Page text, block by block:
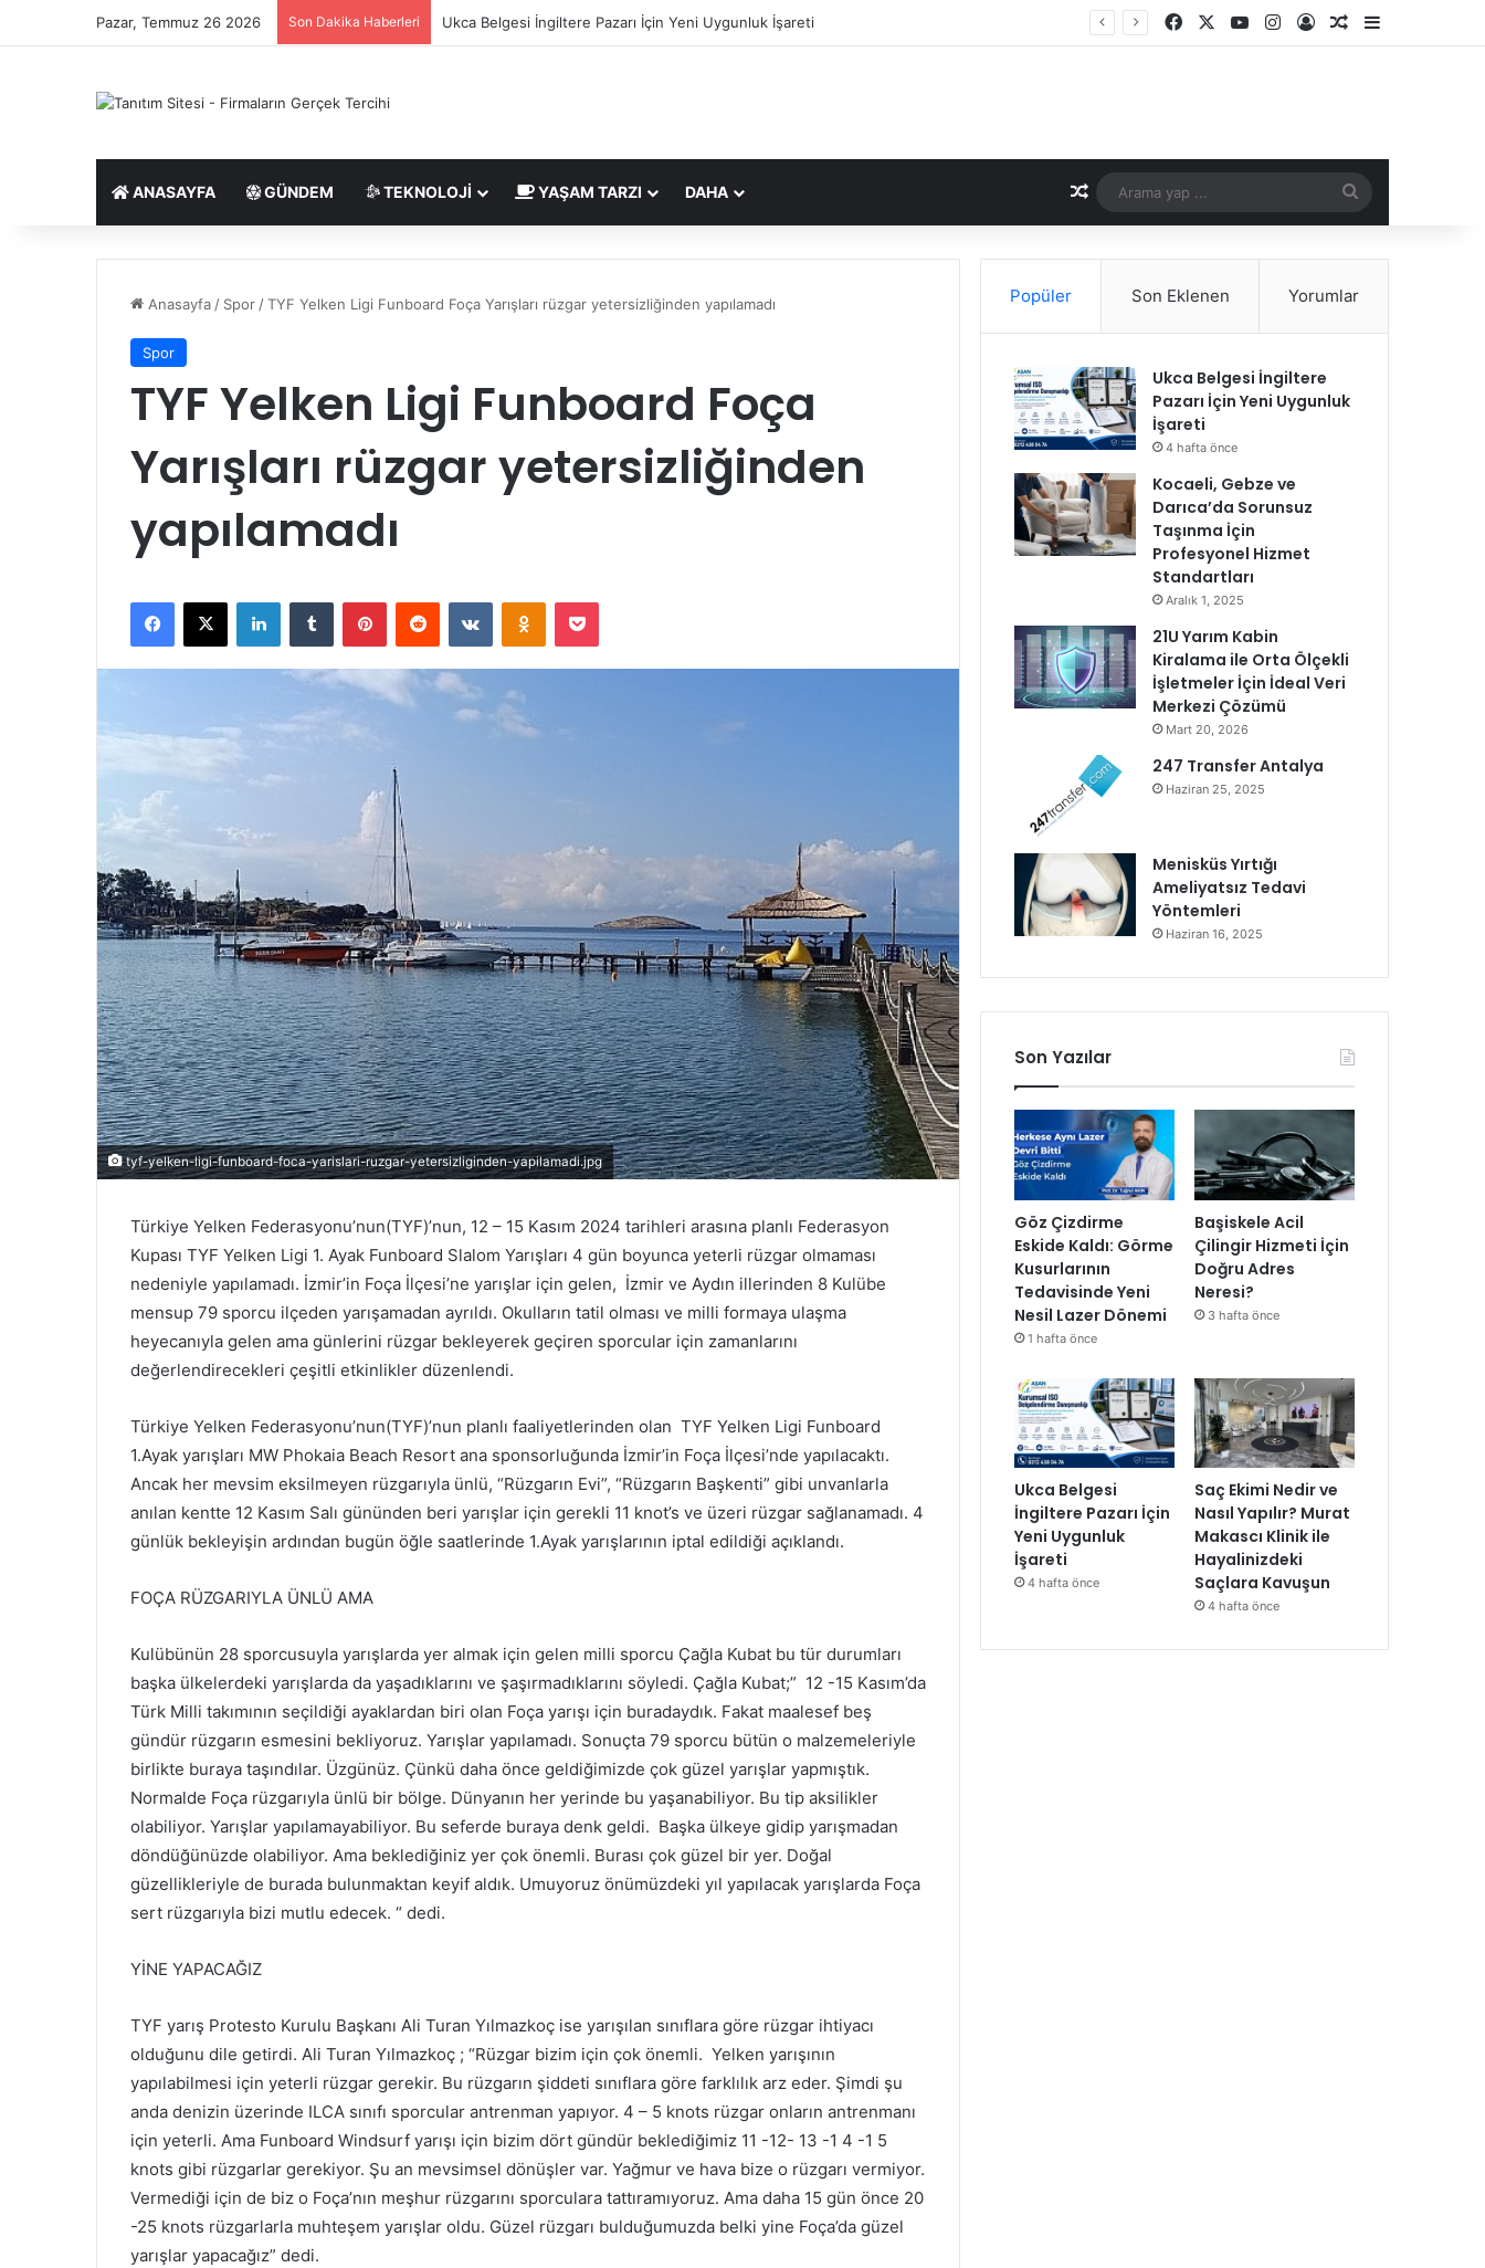
Pazar, Temmuz 26 2026 Son Dakika Haberleri Ukca Belgesi İngiltere Pazarı İçin Yeni Uygunluk İşareti Facebook YouTubeInstagramKayıt OlRastgele Makale
ANASAYFA GÜNDEM TEKNOLOJI YAŞAM TARZI DAHA Rastgele Makale
yap
Anasayfa / Spor /TYF Yelken Ligi Funboard Foça Yarışları rüzgar yetersizliğinden yapılamadı
Spor
TYF Yelken Ligi Funboard Foça
Yarışları rüzgar yetersizliğinden
yapılamadı
tyf-yelken-ligi-funboard-foca-yarislari-ruzgar-yetersizliginden-yapilamadi.jpg
Türkiye Yelken Federasyonu’nun(TYF)’nun, 12 – 15 Kasım 2024 tarihleri arasına planlı Federasyon
Kupası TYF Yelken Ligi 1. Ayak Funboard Slalom Yarışları 4 gün boyunca yeterli rüzgar olmaması
nedeniyle yapılamadı. İzmir’in Foça İlçesi’ne yarışlar için gelen, İzmir ve Aydın illerinden 8 Kulübe
mensup 79 sporcu ilçeden yarışamadan ayrıldı. Okulların tatil olması ve milli formaya ulaşma
heyecanıyla gelen ama günlerini rüzgar bekleyerek geçiren sporcular için zamanlarını
değerlendirecekleri çeşitli etkinlikler düzenlendi.
Türkiye Yelken Federasyonu’nun(TYF)’nun planlı faaliyetlerinden olan TYF Yelken Ligi Funboard
1.Ayak yarışları MW Phokaia Beach Resort ana sponsorluğunda İzmir’in Foça İlçesi’nde yapılacaktı.
Ancak her mevsim eksilmeyen rüzgarıyla ünlü, “Rüzgarın Evi”, “Rüzgarın Başkenti” gibi unvanlarla
anılan kentte 12 Kasım Salı gününden beri yarışlar için gerekli 11 knot’s ve üzeri rüzgar sağlanamadı. 4
günlük bekleyişin ardından bugün öğle saatlerinde 1.Ayak yarışlarının iptal edildiği açıklandı.
FOÇA RÜZGARIYLA ÜNLÜ AMA
Kulübünün 28 sporcusuyla yarışlarda yer almak için gelen milli sporcu Çağla Kubat bu tür durumları
başka ülkelerdeki yarışlarda da yaşadıklarını ve şaşırmadıklarını söyledi. Çağla Kubat;” 12 -15 Kasım’da
Türk Milli takımının seçildiği ayaklardan biri olan Foça yarışı için buradaydık. Fakat maalesef beş
gündür rüzgarın esmesini bekliyoruz. Yarışlar yapılamadı. Sonuçta 79 sporcu bütün o malzemeleriyle
birlikte buraya taşındılar. Üzgünüz. Çünkü daha önce geldiğimizde çok güzel yarışlar yapmıştık.
Normalde Foça rüzgarıyla ünlü bir bölge. Dünyanın her yerinde bu yaşanabiliyor. Bu tip aksilikler
olabiliyor. Yarışlar yapılamayabiliyor. Bu seferde buraya denk geldi. Başka ülkeye gidip yarışmadan
döndüğünüzde olabiliyor. Ama beklediğiniz yer çok önemli. Burası çok güzel bir yer. Doğal
güzellikleriyle de burada bulunmaktan keyif aldık. Umuyoruz önümüzdeki yıl yapılacak yarışlarda Foça
sert rüzgarıyla bizi mutlu edecek. “ dedi.
YİNE YAPACAĞIZ
TYF yarış Protesto Kurulu Başkanı Ali Turan Yılmazkoç ise yarışılan sınıflara göre rüzgar ihtiyacı
olduğunu dile getirdi. Ali Turan Yılmazkoç ; “Rüzgar bizim için çok önemli. Yelken yarışının
yapılabilmesi için yeterli rüzgar gerekir. Bu rüzgarın şiddeti sınıflara göre farklılık arz eder. Şimdi şu
anda denizin üzerinde ILCA sınıfı sporcular antrenman yapıyor. 4 – 5 knots rüzgar onların antrenmanı
için yeterli. Ama Funboard Windsurf yarışı için bizim dört gündür beklediğimiz 11 -12- 13 -1 4 -1 5
knots gibi rüzgarlar gerekiyor. Şu an mevsimsel dönüşler var. Yağmur ve hava bize o rüzgarı vermiyor.
Vermediği için de biz o Foça’nın meşhur rüzgarını sporculara tattıramıyoruz. Ama daha 15 gün önce 20
-25 knots rüzgarlarla muhteşem yarışlar oldu. Güzel rüzgarı bulduğumuzda belki yine Foça’da güzel
yarışlar yapacağız” dedi.
Popüler Son Eklenen Yorumlar
Ukca Belgesi İngiltere
Pazarı İçin Yeni Uygunluk
İşareti
4 hafta önce
Kocaeli, Gebze ve
Darıca’da Sorunsuz
Taşınma İçin
Profesyonel Hizmet
Standartları
Aralık 1, 2025
21U Yarım Kabin
Kiralama ile Orta Ölçekli
İşletmeler İçin İdeal Veri
Merkezi Çözümü
Mart 20, 2026
247 Transfer Antalya
Haziran 25, 2025
Menisküs Yırtığı
Ameliyatsız Tedavi
Yöntemleri
Haziran 16, 2025
Son Yazılar
Göz Çizdirme
Eskide Kaldı: Görme
Kusurlarının
Tedavisinde Yeni
Nesil Lazer Dönemi
1 hafta önce
Başiskele Acil
Çilingir Hizmeti İçin
Doğru Adres
Neresi?
3 hafta önce
Ukca Belgesi
İngiltere Pazarı İçin
Yeni Uygunluk
İşareti
4 hafta önce
Saç Ekimi Nedir ve
Nasıl Yapılır? Murat
Makascı Klinik ile
Hayalinizdeki
Saçlara Kavuşun
4 hafta önce